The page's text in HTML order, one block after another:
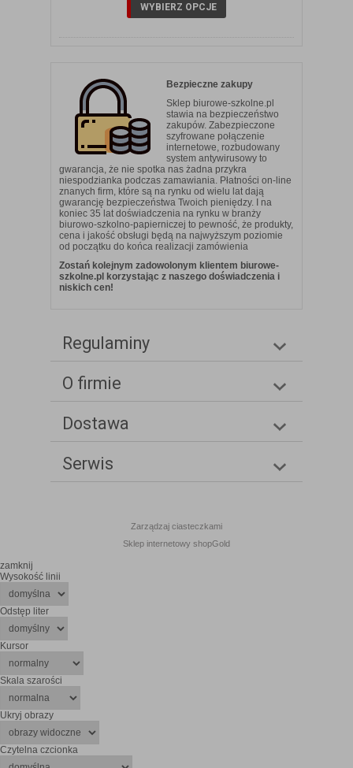
WYBIERZ OPCJE
Bezpieczne zakupy
Sklep biurowe-szkolne.pl
stawia na bezpieczeństwo
zakupów. Zabezpieczone
szyfrowane połączenie
internetowe, rozbudowany
system antywirusowy to
gwarancja, że nie spotka nas żadna przykra
niespodzianka podczas zamawiania. Płatności on-line
znanych firm, które są na rynku od wielu lat dają
gwarancję bezpieczeństwa Twoich pieniędzy. I na
koniec 35 lat doświadczenia na rynku w branży
biurowo-szkolno-papierniczej to pewność, że produkty,
cena i jakość obsługi będą na najwyższym poziomie
od początku do końca realizacji zamówienia
Zostań kolejnym zadowolonym klientem biurowe-
szkolne.pl korzystając z naszego doświadczenia i
niskich cen!
Regulaminy
O firmie
Dostawa
Serwis
Zarządzaj ciasteczkami
Sklep internetowy shopGold
zamknij
Wysokość linii
Odstęp liter
Kursor
Skala szarości
Ukryj obrazy
Czytelna czcionka